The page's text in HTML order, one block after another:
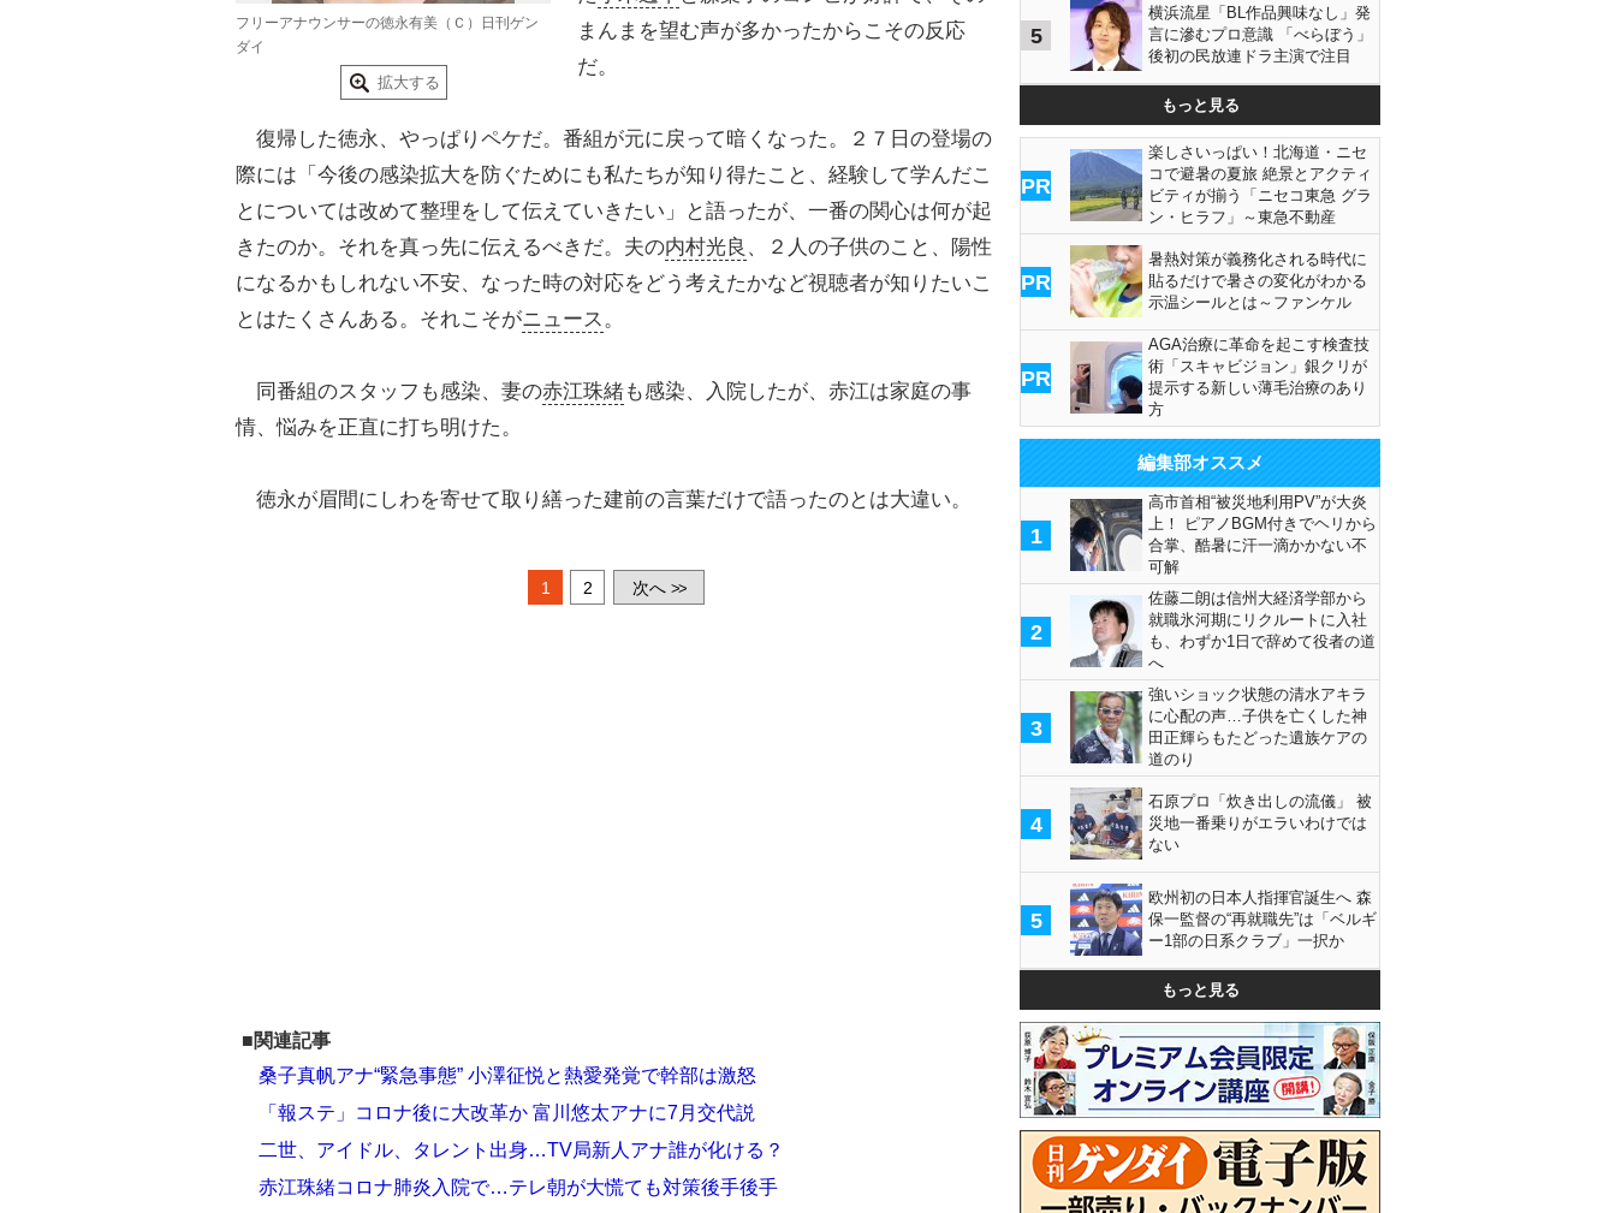
フリーアナウンサーの徳永有美（Ｃ）日刊ゲン
ダイ
拡大する
まんまを望む声が多かったからこその反応
だ。
復帰した徳永、やっぱりペケだ。番組が元に戻って暗くなった。２７日の登場の
際には「今後の感染拡大を防ぐためにも私たちが知り得たこと、経験して学んだこ
とについては改めて整理をして伝えていきたい」と語ったが、一番の関心は何が起
きたのか。それを真っ先に伝えるべきだ。夫の内村光良 、２人の子供のこと、陽性
になるかもしれない不安、なった時の対応をどう考えたかなど視聴者が知りたいこ
とはたくさんある。それこそがニュース。
同番組のスタッフも感染、妻の赤江珠緒も感染、入院したが、赤江は家庭の事
情、悩みを正直に打ち明けた。
徳永が眉間にしわを寄せて取り繕った建前の言葉だけで語ったのとは大違い。
1 2 次へ >>
■関連記事
桑子真帆アナ“緊急事態” 小澤征悦と熱愛発覚で幹部は激怒
「報ステ」コロナ後に大改革か 富川悠太アナに7月交代説
二世、アイドル、タレント出身…TV局新人アナ誰が化ける？
赤江珠緒コロナ肺炎入院で…テレ朝が大慌ても対策後手後手
5
横浜流星「BL作品興味なし」発
言に滲むプロ意識 「べらぼう」
後初の民放連ドラ主演で注目
もっと見る
PR
楽しさいっぱい！北海道・ニセ
コで避暑の夏旅 絶景とアクティ
ビティが揃う「ニセコ東急 グラ
ン・ヒラフ」～東急不動産
PR
暑熱対策が義務化される時代に
貼るだけで暑さの変化がわかる
示温シールとは～ファンケル
PR
AGA治療に革命を起こす検査技
術「スキャビジョン」銀クリが
提示する新しい薄毛治療のあり
方
編集部オススメ
1
高市首相“被災地利用PV”が大炎
上！ ピアノBGM付きでヘリから
合掌、酷暑に汗一滴かかない不
可解
2
佐藤二朗は信州大経済学部から
就職氷河期にリクルートに入社
も、わずか1日で辞めて役者の道
へ
3
強いショック状態の清水アキラ
に心配の声…子供を亡くした神
田正輝らもたどった遺族ケアの
道のり
4
石原プロ「炊き出しの流儀」 被
災地一番乗りがエラいわけでは
ない
5
欧州初の日本人指揮官誕生へ 森
保一監督の“再就職先”は「ベルギ
ー1部の日系クラブ」一択か
もっと見る